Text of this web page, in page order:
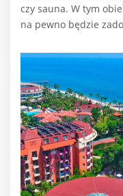
czy sauna. W tym
na pewno będzie